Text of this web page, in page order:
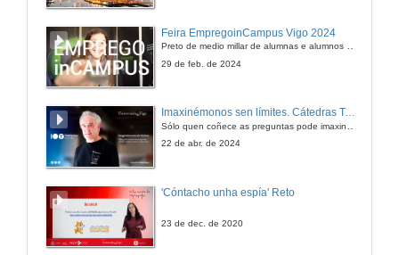
Quenda de preguntas
Feira EmpregoinCampus Vigo 2024
Preto de medio millar de alumnas e alumnos buscan coñecer máis de preto as oportunidades que lles achegan as arredor de medio cento de empresas que participan na edición viguesa da feira. Xunto coa visita aos stands, durante a feria desenvólvense varias actividades complementarias, como obradoiros, conversas, mesas redondas ou o pasaporte de empregabilidade, un espazo no que poderán recibir asesoramento sobre o seu CV.
29 de feb. de 2024
Imaxinémonos sen límites. Cátedras Telefónica
22 de abr. de 2024
'Cóntacho unha espía' Reto
23 de dec. de 2020